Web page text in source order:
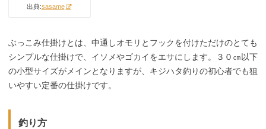
出典:sasame
ぶっこみ仕掛けとは、中通しオモリとフックを付けただけのとても
シンプルな仕掛けで、イソメやゴカイをエサにします。３０㎝以下
の小型サイズがメインとなりますが、キジハタ釣りの初心者でも狙
いやすい定番の仕掛けです。
釣り方